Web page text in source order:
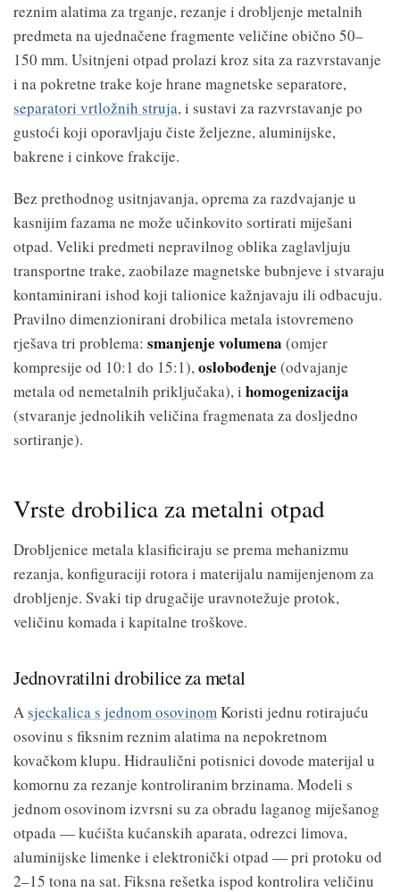
reznim alatima za trganje, rezanje i drobljenje metalnih
predmeta na ujednačene fragmente veličine obično 50–
150 mm. Usitnjeni otpad prolazi kroz sita za razvrstavanje
i na pokretne trake koje hrane magnetske separatore,
separatori vrtložnih struja, i sustavi za razvrstavanje po
gustoći koji oporavljaju čiste željezne, aluminijske,
bakrene i cinkove frakcije.
Bez prethodnog usitnjavanja, oprema za razdvajanje u
kasnijim fazama ne može učinkovito sortirati miješani
otpad. Veliki predmeti nepravilnog oblika zaglavljuju
transportne trake, zaobilaze magnetske bubnjeve i stvaraju
kontaminirani ishod koji talionice kažnjavaju ili odbacuju.
Pravilno dimenzionirani drobilica metala istovremeno
rješava tri problema: smanjenje volumena (omjer
kompresije od 10:1 do 15:1),oslobođenje (odvajanje
metala od nemetalnih priključaka), i homogenizacija
(stvaranje jednolikih veličina fragmenata za dosljedno
sortiranje).
Vrste drobilica za metalni otpad
Drobljenice metala klasificiraju se prema mehanizmu
rezanja, konfiguraciji rotora i materijalu namijenjenom za
drobljenje. Svaki tip drugačije uravnotežuje protok,
veličinu komada i kapitalne troškove.
Jednovratilni drobilice za metal
Asjeckalica s jednom osovinomKoristi jednu rotirajuću
osovinu s fiksnim reznim alatima na nepokretnom
kovačkom klupu. Hidraulični potisnici dovode materijal u
komornu za rezanje kontroliranim brzinama. Modeli s
jednom osovinom izvrsni su za obradu laganog miješanog
otpada — kućišta kućanskih aparata, odrezci limova,
aluminijske limenke i elektronički otpad — pri protoku od
2–15 tona na sat. Fiksna rešetka ispod kontrolira veličinu